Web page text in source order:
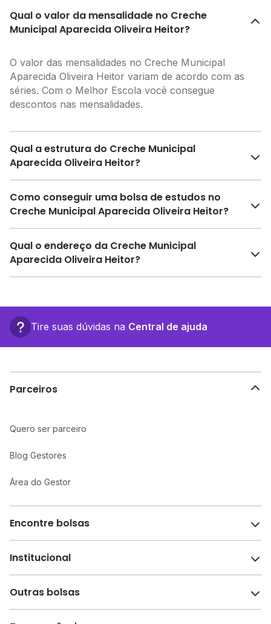
Qual o valor da mensalidade no Creche
Municipal Aparecida Oliveira Heitor?
O valor das mensalidades no Creche Municipal
Aparecida Oliveira Heitor variam de acordo com as
séries. Com o Melhor Escola você consegue
descontos nas mensalidades.
Qual a estrutura do Creche Municipal
Aparecida Oliveira Heitor?
O Creche Municipal Aparecida Oliveira Heitor oferece
toda a estrutura necessária para o conforto e
de leitura, Refeitório, Pátio Descoberto, Internet, entre
outras estruturas.
Como conseguir uma bolsa de estudos no
Creche Municipal Aparecida Oliveira Heitor?
Pesquise bolsas disponíveis no Melhor Escola e
encontre o melhor desconto para você.
Qual o endereço da Creche Municipal
Aparecida Oliveira Heitor?
rua hilda garcia c rua rosa heitor qd. 04 lt. 13, -
Inhumas - GO.
Tire suas dúvidas na Central de ajuda
Parceiros
Quero ser parceiro
Blog Gestores
Área do Gestor
Encontre bolsas
Melhores escolas de São Paulo
Escolas por cidade e bairro
Institucional
Sobre o Melhor Escola
Outras bolsas